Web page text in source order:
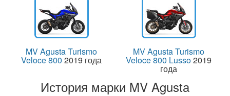
MV Agusta Turismo
Veloce 800 2019 года
MV Agusta Turismo
Veloce 800 Lusso2019
года
История марки MV Agusta